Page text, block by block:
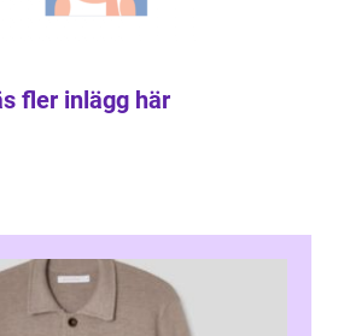
fler inlägg här